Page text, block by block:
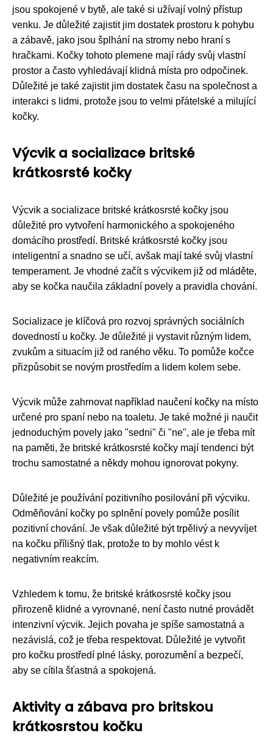
jsou spokojené v bytě, ale také si užívají volný přístup
venku. Je důležité zajistit jim dostatek prostoru k pohybu
a zábavě, jako jsou šplhání na stromy nebo hraní s
hračkami. Kočky tohoto plemene mají rády svůj vlastní
prostor a často vyhledávají klidná místa pro odpočinek.
Důležité je také zajistit jim dostatek času na společnost a
interakci s lidmi, protože jsou to velmi přátelské a milující
kočky.
Výcvik a socializace britské
krátkosrsté kočky
Výcvik a socializace britské krátkosrsté kočky jsou
důležité pro vytvoření harmonického a spokojeného
domácího prostředí. Britské krátkosrsté kočky jsou
inteligentní a snadno se učí, avšak mají také svůj vlastní
temperament. Je vhodné začít s výcvikem již od mláděte,
aby se kočka naučila základní povely a pravidla chování.
Socializace je klíčová pro rozvoj správných sociálních
dovedností u kočky. Je důležité ji vystavit různým lidem,
zvukům a situacím již od raného věku. To pomůže kočce
přizpůsobit se novým prostředím a lidem kolem sebe.
Výcvik může zahrnovat například naučení kočky na místo
určené pro spaní nebo na toaletu. Je také možné ji naučit
jednoduchým povely jako "sedni" či "ne", ale je třeba mít
na paměti, že britské krátkosrsté kočky mají tendenci být
trochu samostatné a někdy mohou ignorovat pokyny.
Důležité je používání pozitivního posilování při výcviku.
Odměňování kočky po splnění povely pomůže posílit
pozitivní chování. Je však důležité být trpělivý a nevyvíjet
na kočku přílišný tlak, protože to by mohlo vést k
negativním reakcím.
Vzhledem k tomu, že britské krátkosrsté kočky jsou
přirozeně klidné a vyrovnané, není často nutné provádět
intenzivní výcvik. Jejich povaha je spíše samostatná a
nezávislá, což je třeba respektovat. Důležité je vytvořit
pro kočku prostředí plné lásky, porozumění a bezpečí,
aby se cítila šťastná a spokojená.
Aktivity a zábava pro britskou
krátkosrstou kočku